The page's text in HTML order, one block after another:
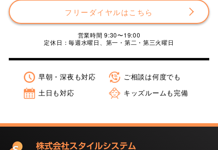
フリーダイヤルはこちら
営業時間 9:30〜19:00
定休日：毎週水曜日、第一・第二・第三火曜日
早朝・深夜も対応 ご相談は何度でも
土日も対応 キッズルームも完備